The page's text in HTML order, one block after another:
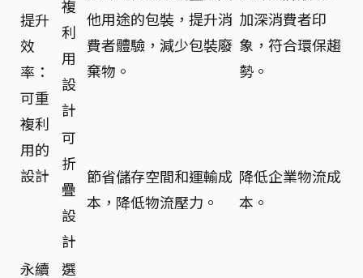
提升
效
率：
可重
複利
用的
設計
複
利
用
設
計
他用途的包裝，提升消
費者體驗，減少包裝廢
棄物。
加深消費者印
象，符合環保趨
勢。
可
折
疊
設
計
節省儲存空間和運輸成
本，降低物流壓力。
降低企業物流成
本。
永續
選